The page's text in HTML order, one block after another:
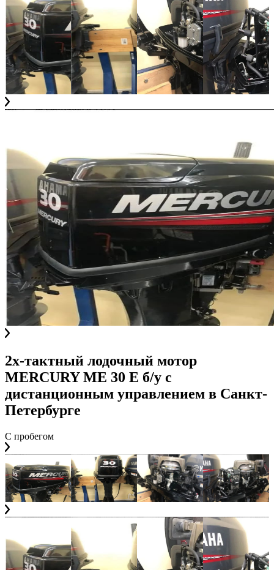
2х-тактный лодочный мотор
MERCURY ME 30 E б/у с
дистанционным управлением в Санкт-
Петербурге
С пробегом